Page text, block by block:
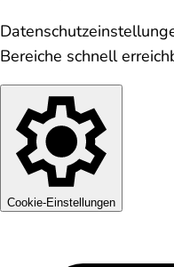
Bereiche schnell
Cookie-Einstellungen